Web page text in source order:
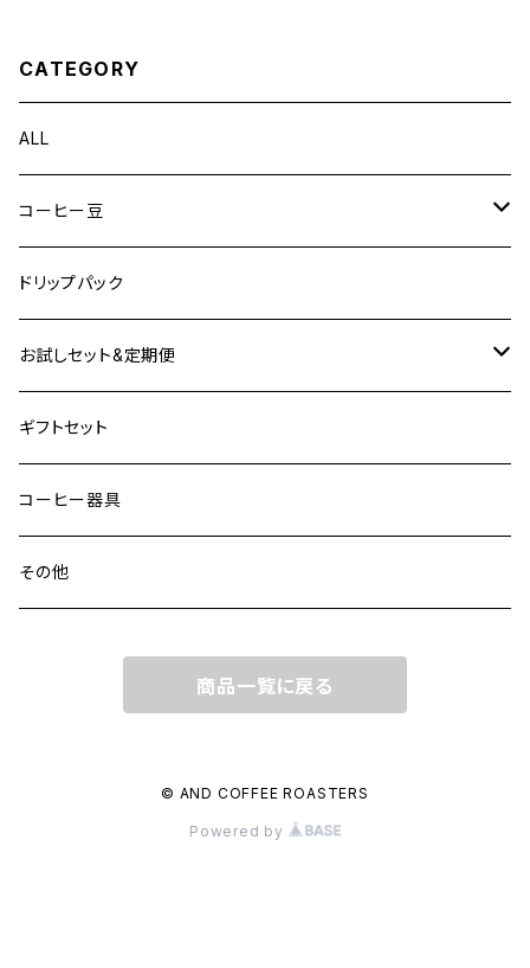
CATEGORY
ALL
コーヒー豆
アジア・オセアニア
アフリカ
中米・カリブ海
南米
デカフェ
ドリップパック
お試しセット&定期便
お試しセット
定期便
ギフトセット
コーヒー器具
その他
商品一覧に戻る
© AND COFFEE ROASTERS
Powered by